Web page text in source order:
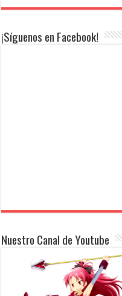
¡Síguenos en Facebook!
Nuestro Canal de Youtube